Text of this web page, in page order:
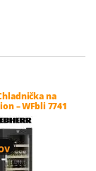
na
– WFbli 7741